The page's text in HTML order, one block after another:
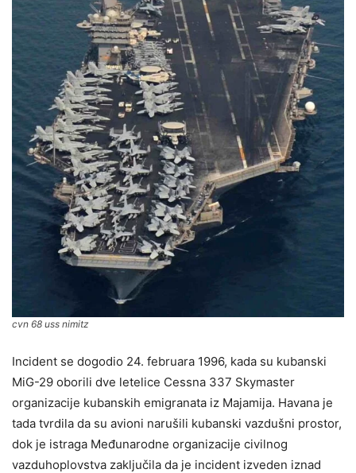
cvn 68 uss nimitz
Incident se dogodio 24. februara 1996, kada su kubanski
MiG-29 oborili dve letelice Cessna 337 Skymaster
organizacije kubanskih emigranata iz Majamija. Havana je
tada tvrdila da su avioni narušili kubanski vazdušni prostor,
dok je istraga Međunarodne organizacije civilnog
vazduhoplovstva zaključila da je incident izveden iznad